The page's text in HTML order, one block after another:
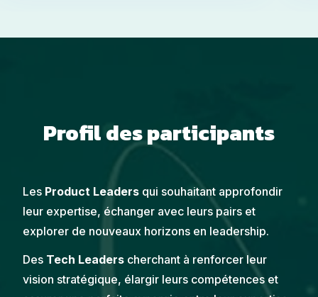
Profil des participants
Les Product Leaders qui souhaitant approfondir
leur expertise, échanger avec leurs pairs et
explorer de nouveaux horizons en leadership.
Des Tech Leaders cherchant à renforcer leur
vision stratégique, élargir leurs compétences et